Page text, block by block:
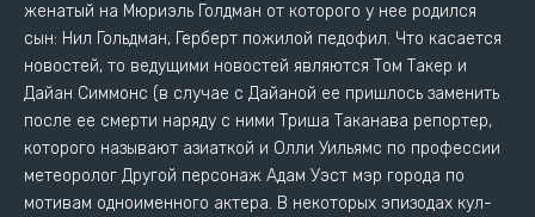
женатый на Мюриэль Голдман от которого у нее родился
сын: Нил Гольдман, Герберт пожилой педофил. Что касается
новостей, то ведущими новостей являются Том Такер и
Дайан Симмонс (в случае с Дайаной ее пришлось заменить
после ее смерти наряду с ними Триша Таканава репортер,
которого называют азиаткой и Олли Уильямс по профессии
метеоролог Другой персонаж Адам Уэст мэр города по
мотивам одноименного актера. В некоторых эпизодах кул-